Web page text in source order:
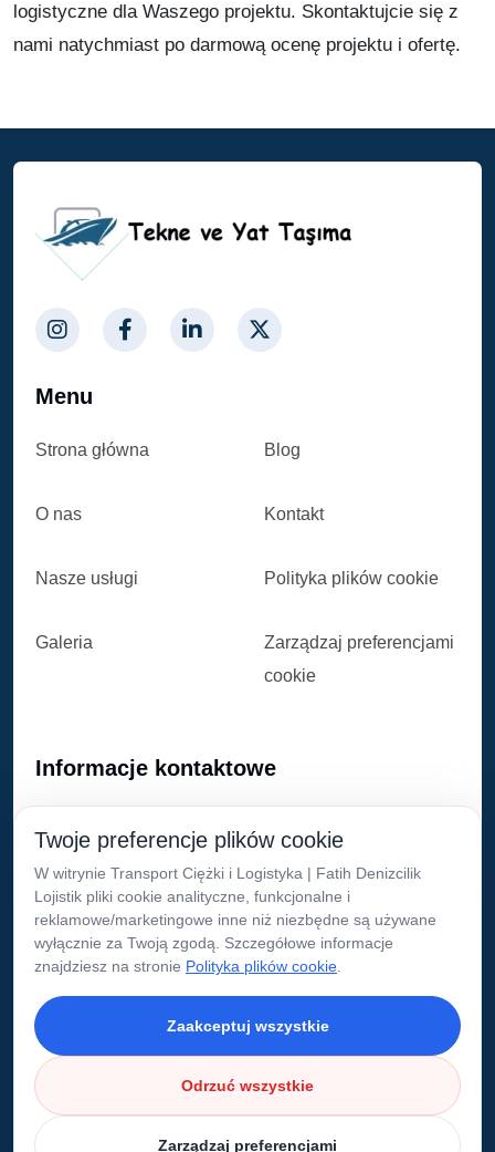
logistyczne dla Waszego projektu. Skontaktujcie się z
nami natychmiast po darmową ocenę projektu i ofertę.
Menu
Strona główna
O nas
Nasze usługi
Galeria
Blog
Kontakt
Polityka plików cookie
Zarządzaj preferencjami
cookie
Informacje kontaktowe
info fatihdenizciliklojistik.com
Cennet Mh. 611 Sk. No:27/11 Küçükçekmece/
İstanbul
© 2025 Transport Ciężki i Logistyka | Fatih
Denizcilik Lojistik
Twoje preferencje plików cookie
W witrynie Transport Ciężki i Logistyka | Fatih Denizcilik
Lojistik pliki cookie analityczne, funkcjonalne i
reklamowe/marketingowe inne niż niezbędne są używane
wyłącznie za Twoją zgodą. Szczegółowe informacje
znajdziesz na stronie Polityka plików cookie
Zaakceptuj wszystkie
Odrzuć wszystkie
Zarządzaj preferencjami